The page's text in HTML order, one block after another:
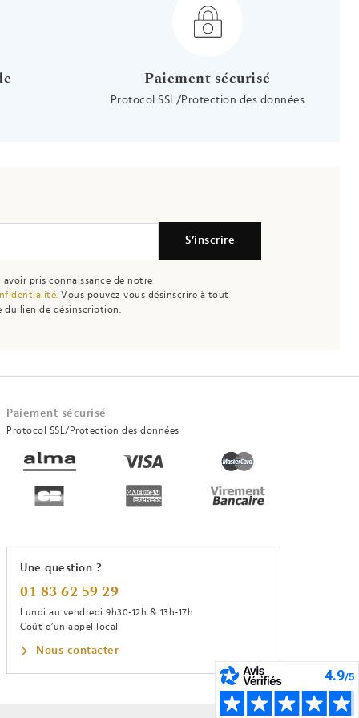
Paiement sécurisé
Protocol SSL/Protection des données
S’inscrire
avoir pris connaissance de notre
Vous pouvez vous désinscrire à tout
du lien de désinscription.
Paiement sécurisé
Protocol SSL/Protection des données
Une question ?
01 83 62 59 29
Lundi au vendredi 9h30-12h & 13h-17h
Coût d’un appel local
Nous contacter